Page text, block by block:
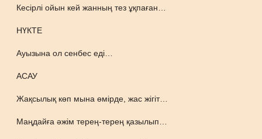
Кесірлі ойын кей жанның тез ұқпаған…
НҮКТЕ
Ауызына ол сенбес еді…
АСАУ
Жақсылық көп мына өмірде, жас жігіт…
Маңдайға әжім терең-терең қазылып…